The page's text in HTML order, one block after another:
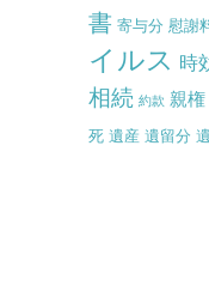
書 寄与分 慰謝
イルス 時
相続 約款 親権
死 遺産 遺留分